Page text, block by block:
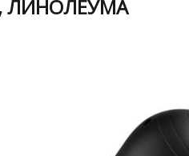
ЛИНОЛЕУМА